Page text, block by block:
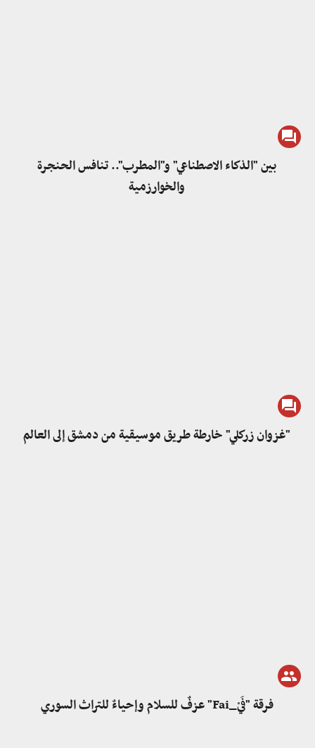
بين "الذكاء الاصطناعي" و"المطرب".. تنافس الحنجرة
والخوارزمية
"غزوان زركلي" خارطة طريق موسيقية من دمشق إلى العالم
فرقة "فَيْ_Fai" عزفٌ للسلام وإحياءٌ للتراث السوري